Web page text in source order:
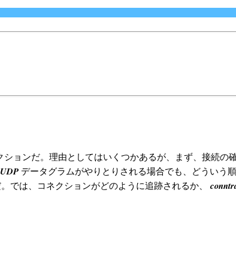
ョンだ。理由としてはいくつかあるが、まず、接続の
UDP データグラムがやりとりされる場合でも、どういう
では、コネクションがどのように追跡されるか、